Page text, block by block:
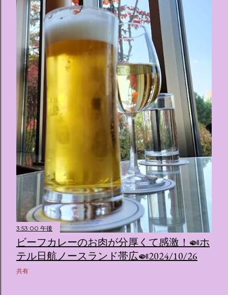
感を味わいながら進んでいきます。ロビーではお花をまとっ
たポムポムプリンが出迎えてくれます。 幻想的な共有スペー
ス ：きらめく光に満ちたガーデンや、美しいボールルーム
（舞踏会）、さらには本物の砂を使ったピンク色の美しいビ
ーチ（ポチャッコの隣に座れるエリア）など、写真映え間違
いなしの空間が広がります。 🛌 2. 個性あふれる「9つの客室
（テーマルーム）」 イベントの目玉となるのが、サンリオの
人気キャラクターたちがそれぞれの“好き”や理想を詰め込ん
でデザインした客室のエリアです。 ハローキティ...
3:53:00 午後
ビーフカレーのお肉が分厚くて感激！🍛ホ
テル日航ノースランド帯広🍛2024/10/26
共有